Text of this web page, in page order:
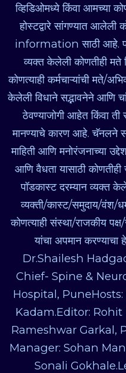
व्हिडिओमध्ये किंवा आमच्या
होस्टद्वारे सांगण्यात
information साठी आहे.
व्यक्त केलेली कोणतीही मते
कोणत्याही कर्मचाऱ्यांची मते/
केलेली विधाने सद्भावनेने आणि
ठेवण्याजोगी आहेत किंवा
मानण्याचे कारण आहे. चॅनलने
माहिती आणि मनोरंजनाच्या
आणि वैधता यासाठी कोणतीही
पॉडकास्ट दरम्यान व्यक्त
व्यक्ती/कास्ट/समुदाय/वंश/
कोणत्याही संस्था/राजकीय
यांचा अपमान
Dr.Shailesh
Chief- Spine &
Hospital,
Kadam.Editor:
Rameshwar Garkal,
Manager: Sohan
Sonali